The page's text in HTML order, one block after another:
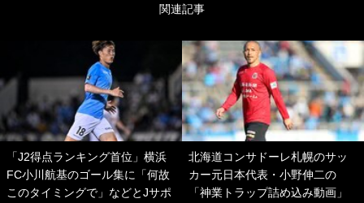
関連記事
「J2得点ランキング首位」横浜
FC小川航基のゴール集に「何故
このタイミングで」などとJサポ
北海道コンサドーレ札幌のサッ
カー元日本代表・小野伸二の
「神業トラップ詰め込み動画」